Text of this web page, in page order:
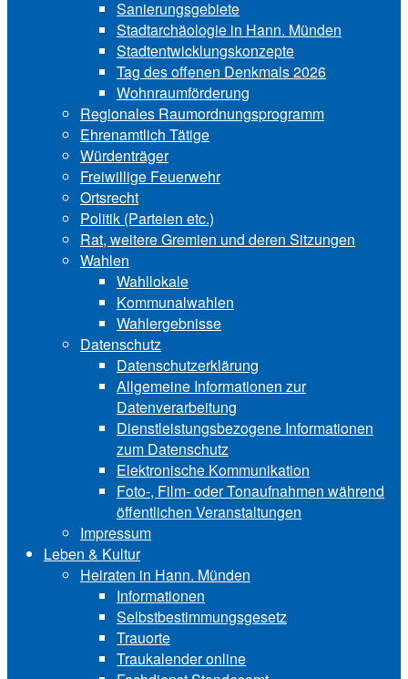
Sanierungsgebiete
Stadtarchäologie in Hann. Münden
Stadtentwicklungskon‍zepte
Tag des offenen Denkmals 2026
Wohnraumförderung
Regionales Raumordnungsprogramm
Ehrenamtlich Tätige
Würdenträger
Freiwillige Feuerwehr
Ortsrecht
Politik (Parteien etc.)
Rat, weitere Gremien und deren Sitzungen
Wahlen
Wahllokale
Kommunalwahlen
Wahlergebnisse
Datenschutz
Datenschutzerklärung
Allgemeine Informationen zur
Datenverarbeitung
Dienstleistungsbezogene Informationen
zum Datenschutz
Elektronische Kommunikation
Foto-, Film- oder Tonaufnahmen während
öffentlichen Veranstaltungen
Impressum
Leben & Kultur
Heiraten in Hann. Münden
Informationen
Selbstbestimmungsgesetz
Trauorte
Traukalender online